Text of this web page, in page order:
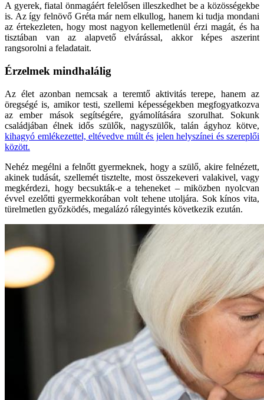
A gyerek, fiatal önmagáért felelősen illeszkedhet be a közösségekbe
is. Az így felnövő Gréta már nem elkullog, hanem ki tudja mondani
az értekezleten, hogy most nagyon kellemetlenül érzi magát, és ha
tisztában van az alapvető elvárással, akkor képes aszerint
rangsorolni a feladatait.
Érzelmek mindhalálig
Az élet azonban nemcsak a teremtő aktivitás terepe, hanem az
öregségé is, amikor testi, szellemi képességekben megfogyatkozva
az ember mások segítségére, gyámolítására szorulhat. Sokunk
családjában élnek idős szülők, nagyszülők, talán ágyhoz kötve,
kihagyó emlékezettel, eltévedve múlt és jelen helyszínei és szereplői
között.
Nehéz megélni a felnőtt gyermeknek, hogy a szülő, akire felnézett,
akinek tudását, szellemét tisztelte, most összekeveri valakivel, vagy
megkérdezi, hogy becsukták-e a teheneket – miközben nyolcvan
évvel ezelőtti gyermekkorában volt tehene utoljára. Sok kínos vita,
türelmetlen győzködés, megalázó rálegyintés következik ezután.